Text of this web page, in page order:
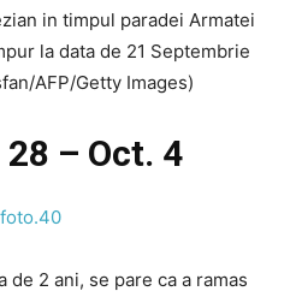
in timpul paradei Armatei
la data de 21 Septembrie
AFP/Getty Images)
28 – Oct. 4
de 2 ani, se pare ca a ramas